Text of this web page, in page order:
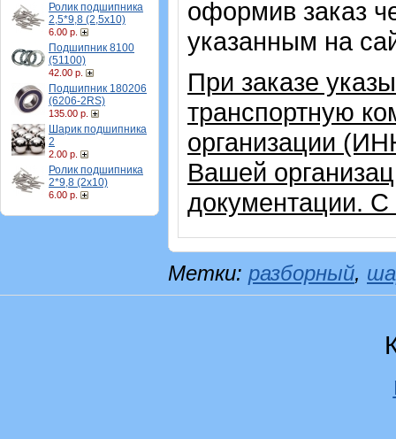
Ролик подшипника
2,5*9,8 (2,5х10)
6.00 р.
Подшипник 8100
(51100)
42.00 р.
Подшипник 180206
(6206-2RS)
135.00 р.
Шарик подшипника
2
2.00 р.
Ролик подшипника
2*9,8 (2х10)
6.00 р.
оформив заказ
указанным на
При заказе
транспортную
организации
Вашей
документации.
Метки: разборный,